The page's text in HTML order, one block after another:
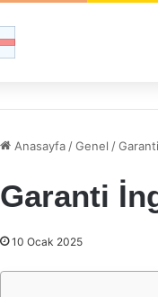
Anasayfa /Genel /
Garanti
10 Ocak 2025